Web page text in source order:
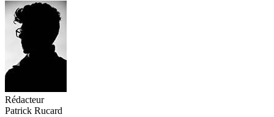
Rédacteur
Patrick Rucard